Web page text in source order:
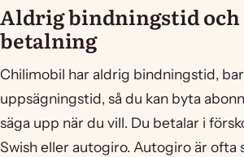
Aldrig bindningstid och
betalning
Chilimobil har aldrig bindningstid,
uppsägningstid, så du kan byta
säga upp när du vill. Du betalar i
Swish eller autogiro. Autogiro är ofta